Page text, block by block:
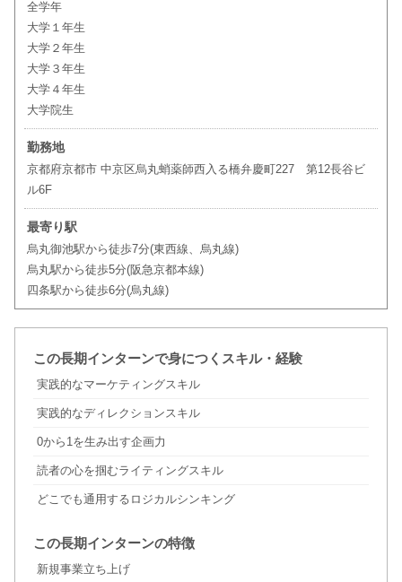
全学年
大学１年生
大学２年生
大学３年生
大学４年生
大学院生
勤務地
京都府京都市 中京区烏丸蛸薬師西入る橋弁慶町227 第12長谷ビ
ル6F
最寄り駅
烏丸御池駅から徒歩7分(東西線、烏丸線)
烏丸駅から徒歩5分(阪急京都本線)
四条駅から徒歩6分(烏丸線)
この長期インターンで身につくスキル・経験
実践的なマーケティングスキル
実践的なディレクションスキル
0から1を生み出す企画力
読者の心を掴むライティングスキル
どこでも通用するロジカルシンキング
この長期インターンの特徴
新規事業立ち上げ